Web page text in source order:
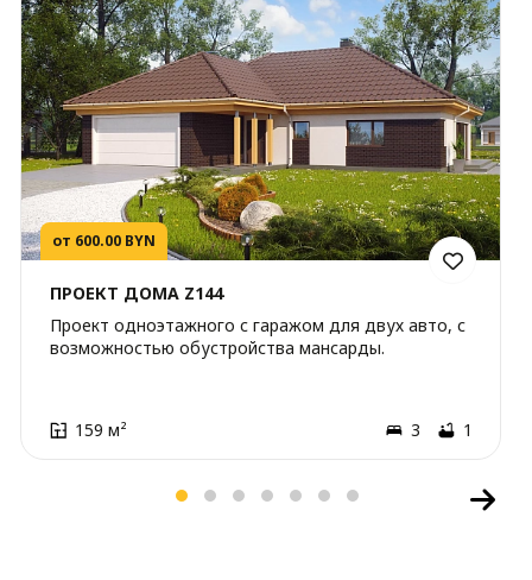
от 600.00 BYN
ПРОЕКТ ДОМА Z144
Проект одноэтажного c гаражом для двух авто, с
возможностью обустройства мансарды.
159 м² 3 1